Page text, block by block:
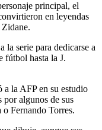
principal, el
en leyendas
la serie para dedicarse a
fútbol hasta la J.
a la AFP en su estudio
por algunos de sus
o Fernando Torres.